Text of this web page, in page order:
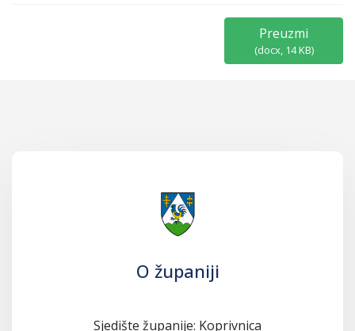
Preuzmi
(docx, 14 KB)
O županiji
Sjedište županije: Koprivnica